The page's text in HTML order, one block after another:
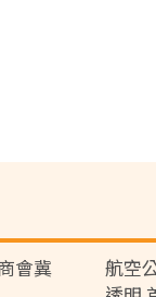
會冀
航空